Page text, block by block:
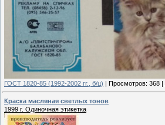
ГОСТ 1820-85 (1992-2002 гг., б/ц) | Просмотров: 368 |
Краска масляная светлых тонов
1999 г. Одиночная этикетка